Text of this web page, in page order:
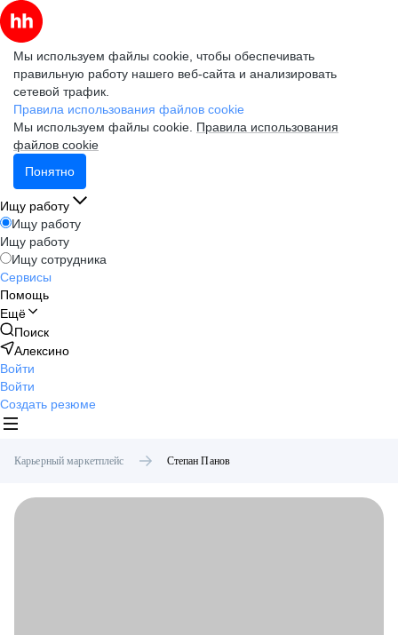
Мы используем файлы cookie, чтобы обеспечивать
правильную работу нашего веб-сайта и анализировать
сетевой трафик.
Правила использования файлов cookie
Мы используем файлы cookie. Правила использования
файлов cookie
Понятно
Ищу работу
Ищу работу
Ищу работу
Ищу сотрудника
Сервисы
Помощь
Ещё
Поиск
Алексино
Войти
Войти
Создать резюме
Карьерный маркетплейс Степан Панов